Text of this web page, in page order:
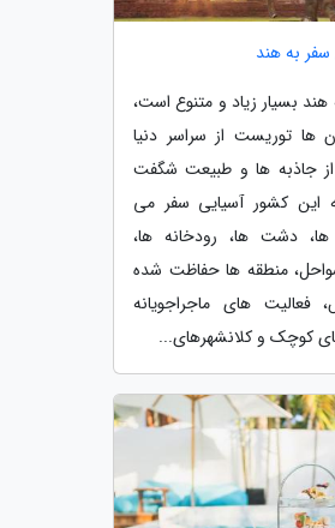
هند بسیار زیاد و متنوع است،
ها توریست از سراسر دنیا
از جاذبه ها و طبیعت شگفت
این کشور آسیایی سفر می
ها، دشت ها، رودخانه ها،
منطقه ها حفاظت شده
های ماجراجویانه
کوچک و کلانشهرهای...